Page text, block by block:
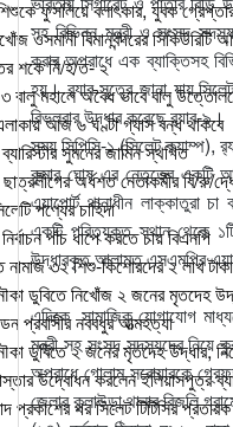
ফুসলিয়ে বলাৎকার, যুবক
ওসমানী বিমানবন্দরের সিকিউরিটি
শকে নি/হ/ত- ২
বালু মহালে অবৈধ ভাবে বালু
আজ ৬ ঘণ্টা গ্যাস বন্ধ থাকবে
সুমনের জামিন স্থগিত
অর্ধশত নেতাকর্মীর বি/রু/
পণ্যের চাহিদা
পাঁচ ধাপে করতে চায় বিএনপি
নামাজ ৩২ শিশু-কিশোরদের ২ লাখ
ডুবিতে নিখোঁজ ২ জনের মৃতদেহ
প্রবাসীর নববধুর আত্মহত্যা
ডুবিতে ২ জনের মৃতদেহ উদ্ধার,
উদ্বোধন করলেন ইলিয়াসপুত্র
প্রকাশের পর সিলেট টিটিসির
সহ বিভিন্ন মন্ত্রী ও সংসদ
করার অপরাধে এক ব্যাক্তিসহ
হয়। র‌্যাব সূত্রে জানা
রিভলবার উদ্ধার করেছে র‌্যাব-
সময় সিপিসি-১ (সিলেট ক্যাম্প),
কুমার ঘোষ এর নেতৃত্বে একটি
এয়াপোর্ট থানাধীন লাক্কাতুরা
একটি পরিত্যক্ত স্থান থেকে
উদ্ধারকৃত আলামত এসএমপির
এদিকে সামাজিক যোগাযোগ
মন্ত্রী সহ সংসদ সদস্যদের নিয়ে
অপরাধে গোলাম সরোয়ারকে
জেলার কুলাউড়া থানার বিজলি